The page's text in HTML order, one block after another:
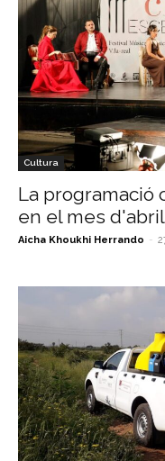
Cultura
La programació
en el mes d'abril
Aicha Khoukhi Herrando -